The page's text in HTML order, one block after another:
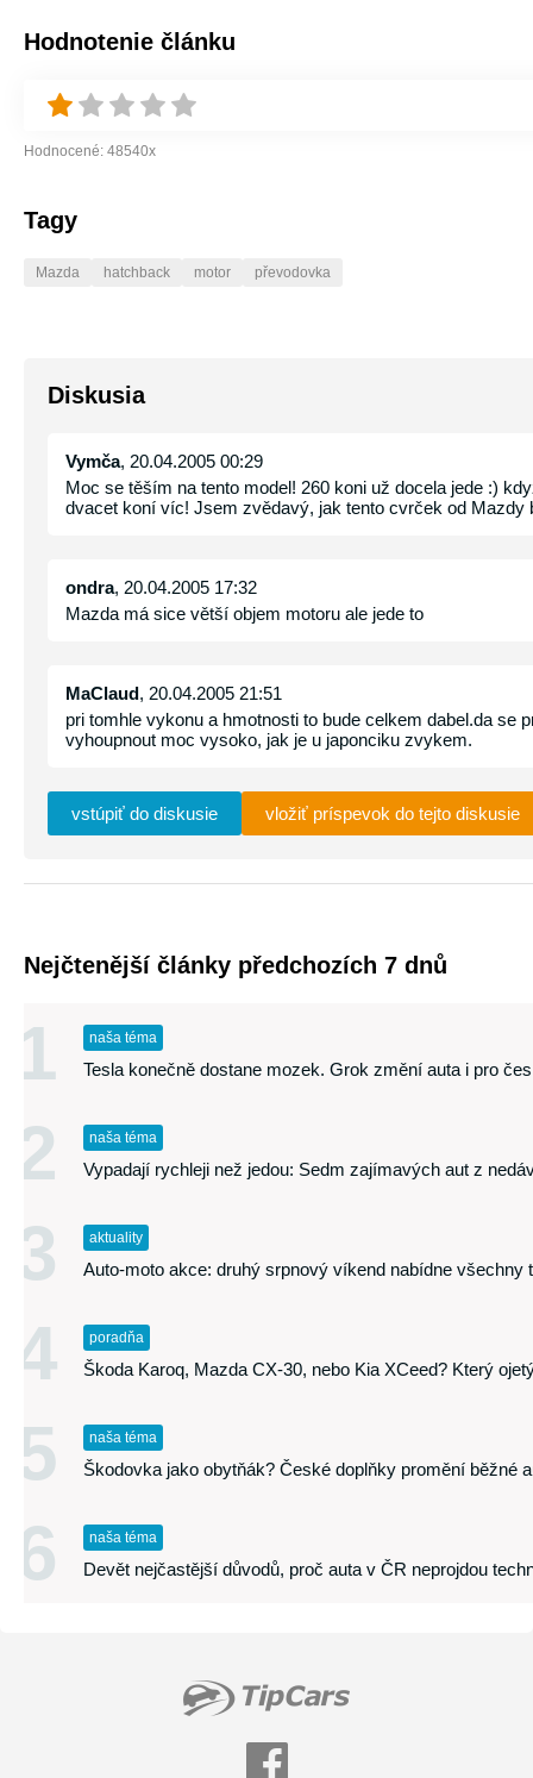
Hodnotenie článku
Hodnocené: 48540x
Tagy
Mazda hatchback motor převodovka
Diskusia
Vymča, 20.04.2005 00:29
Moc se těším na tento model! 260 koni už docela jede :)
dvacet koní víc! Jsem zvědavý, jak tento cvrček od Mazdy
ondra, 20.04.2005 17:32
Mazda má sice větší objem motoru ale jede to
MaClaud, 20.04.2005 21:51
pri tomhle vykonu a hmotnosti to bude celkem dabel.da se
vyhoupnout moc vysoko, jak je u japonciku zvykem.
vstúpiť do diskusie vložiť príspevok do tejto diskusie
Nejčtenější články předchozích 7 dnů
1 naša téma
Tesla konečně dostane mozek. Grok změní auta i pro
2 naša téma
Vypadají rychleji než jedou: Sedm zajímavých aut z
3 aktuality
Auto-moto akce: druhý srpnový víkend nabídne všechny
4 poradňa
Škoda Karoq, Mazda CX-30, nebo Kia XCeed? Který
5 naša téma
Škodovka jako obytňák? České doplňky promění běžné
6 naša téma
Devět nejčastější důvodů, proč auta v ČR neprojdou